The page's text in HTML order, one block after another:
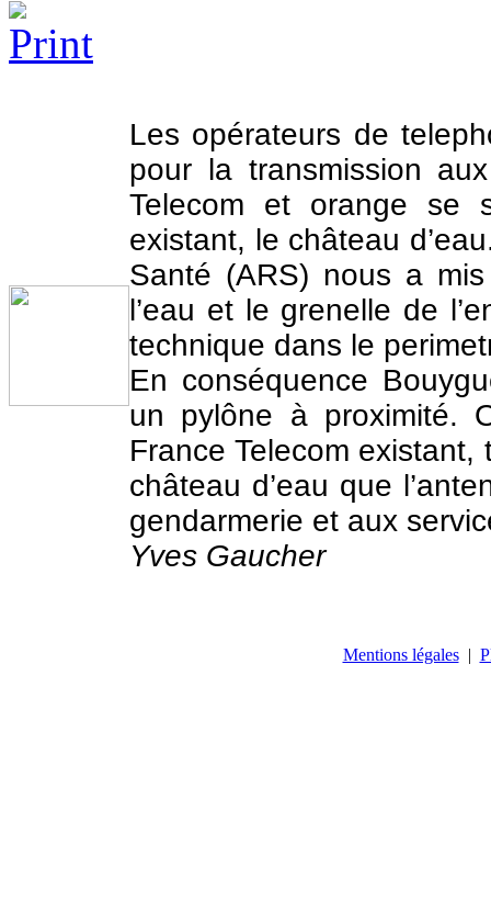
Les opérateurs de
pour la transmission
Telecom et orange se
existant, le château
Santé (ARS) nous a
l’eau et le grenelle de
technique dans le
En conséquence
un pylône à proximité.
France Telecom
château d’eau que
gendarmerie et aux
Yves Gaucher
Mentions légales |